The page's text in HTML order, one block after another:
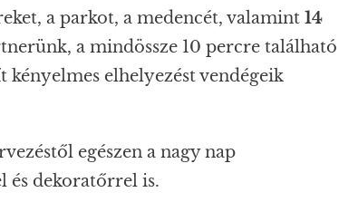
a parkot, a medencét, valamint 14
a mindössze 10 percre található
kényelmes elhelyezést vendégeik
egészen a nagy nap
és dekoratőrrel is.